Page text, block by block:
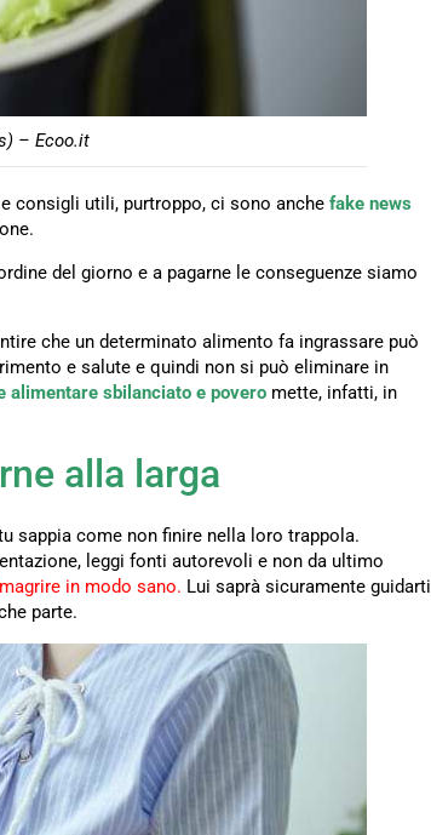
– Ecoo.it
consigli utili, purtroppo, ci sono anche fake news
del giorno e a pagarne le conseguenze siamo
che un determinato alimento fa ingrassare può
e salute e quindi non si può eliminare in
alimentare sbilanciato e povero mette, infatti, in
alla larga
sappia come non finire nella loro trappola.
leggi fonti autorevoli e non da ultimo
in modo sano. Lui saprà sicuramente guidarti
parte.